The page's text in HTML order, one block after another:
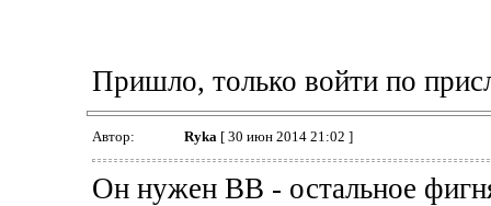
Пришло, только войти по
Автор: Ryka[ 30 июн 2014 21:02 ]
Он нужен ВВ - остальное